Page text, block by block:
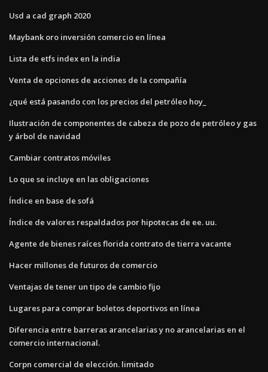
Usd a cad graph 2020
Maybank oro inversión comercio en línea
Lista de etfs index en la india
Venta de opciones de acciones de la compañía
¿qué está pasando con los precios del petróleo hoy_
Ilustración de componentes de cabeza de pozo de petróleo y gas
y árbol de navidad
Cambiar contratos móviles
Lo que se incluye en las obligaciones
Índice en base de sofá
Índice de valores respaldados por hipotecas de ee. uu.
Agente de bienes raíces florida contrato de tierra vacante
Hacer millones de futuros de comercio
Ventajas de tener un tipo de cambio fijo
Lugares para comprar boletos deportivos en línea
Diferencia entre barreras arancelarias y no arancelarias en el
comercio internacional.
Corpn comercial de elección. limitado